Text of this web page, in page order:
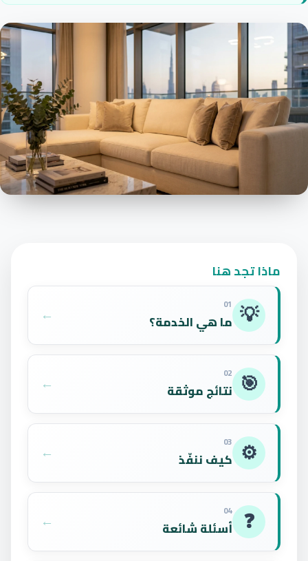
ماذا تجد هنا
💡
01
ما هي الخدمة؟ ←
🎯
02
نتائج موثقة ←
⚙️
03
كيف ننفّذ ←
❓
04
أسئلة شائعة ←